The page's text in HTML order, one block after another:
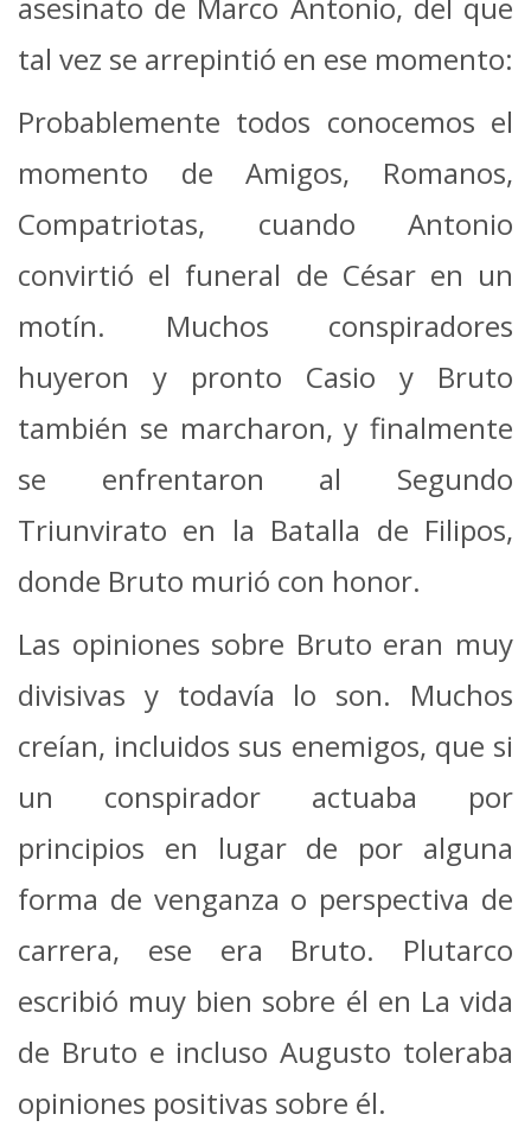
tal vez se arrepintió en ese momento:
Probablemente todos conocemos el
momento de Amigos, Romanos,
Compatriotas, cuando Antonio
convirtió el funeral de César en un
motín. Muchos conspiradores
huyeron y pronto Casio y Bruto
también se marcharon, y finalmente
se enfrentaron al Segundo
Triunvirato en la Batalla de Filipos,
donde Bruto murió con honor.
Las opiniones sobre Bruto eran muy
divisivas y todavía lo son. Muchos
creían, incluidos sus enemigos, que si
un conspirador actuaba por
principios en lugar de por alguna
forma de venganza o perspectiva de
carrera, ese era Bruto. Plutarco
escribió muy bien sobre él en La vida
de Bruto e incluso Augusto toleraba
opiniones positivas sobre él.